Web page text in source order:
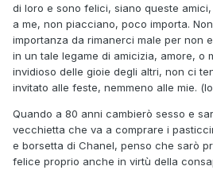
di loro e sono felici, siano queste
a me, non piacciano, poco importa.
importanza da rimanerci male per non
in un tale legame di amicizia, amore, o
invidioso delle gioie degli altri, non ci
invitato alle feste, nemmeno alle mie.
Quando a 80 anni cambierò sesso e
vecchietta che va a comprare i
e borsetta di Chanel, penso che sarò
felice proprio anche in virtù della